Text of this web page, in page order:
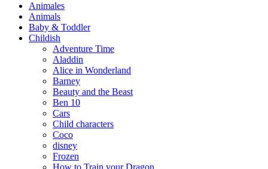
Animales
Animals
Baby & Toddler
Childish
Adventure Time
Aladdin
Alice in Wonderland
Barney
Beauty and the Beast
Ben 10
Cars
Child characters
Coco
disney
Frozen
How to Train your Dragon